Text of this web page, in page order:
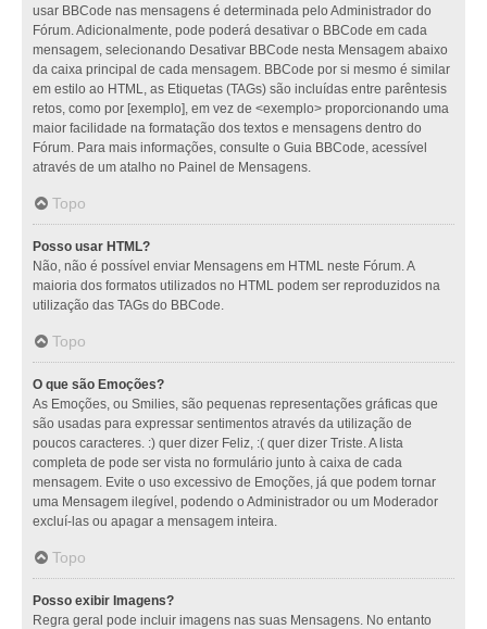
usar BBCode nas mensagens é determinada pelo Administrador do
Fórum. Adicionalmente, pode poderá desativar o BBCode em cada
mensagem, selecionando Desativar BBCode nesta Mensagem abaixo
da caixa principal de cada mensagem. BBCode por si mesmo é similar
em estilo ao HTML, as Etiquetas (TAGs) são incluídas entre parêntesis
retos, como por [exemplo], em vez de <exemplo> proporcionando uma
maior facilidade na formatação dos textos e mensagens dentro do
Fórum. Para mais informações, consulte o Guia BBCode, acessível
através de um atalho no Painel de Mensagens.
Topo
Posso usar HTML?
Não, não é possível enviar Mensagens em HTML neste Fórum. A
maioria dos formatos utilizados no HTML podem ser reproduzidos na
utilização das TAGs do BBCode.
Topo
O que são Emoções?
As Emoções, ou Smilies, são pequenas representações gráficas que
são usadas para expressar sentimentos através da utilização de
poucos caracteres. :) quer dizer Feliz, :( quer dizer Triste. A lista
completa de pode ser vista no formulário junto à caixa de cada
mensagem. Evite o uso excessivo de Emoções, já que podem tornar
uma Mensagem ilegível, podendo o Administrador ou um Moderador
excluí-las ou apagar a mensagem inteira.
Topo
Posso exibir Imagens?
Regra geral pode incluir imagens nas suas Mensagens. No entanto